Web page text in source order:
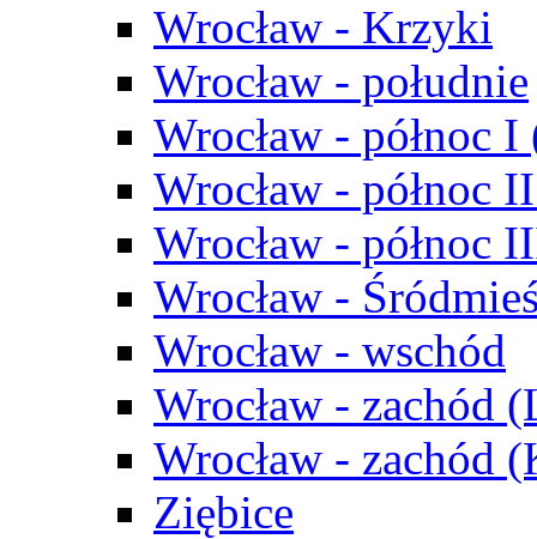
Wrocław - Krzyki
Wrocław - południe
Wrocław - północ
Wrocław - północ
Wrocław - północ
Wrocław -
Wrocław - wschód
Wrocław - zachód
Wrocław - zachód
Ziębice